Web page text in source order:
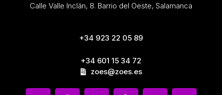
Calle Valle Inclán, 8. Barrio del Oeste, Salamanca
+34 923 22 05 89
+34 601 15 34 72
zoes@zoes.es